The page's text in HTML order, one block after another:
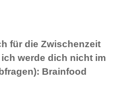
für die Zwischenzeit
werde dich nicht im
Brainfood